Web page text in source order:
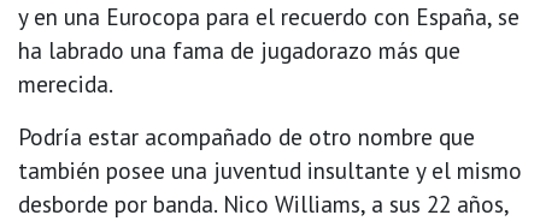
y en una Eurocopa para el recuerdo con España, se
ha labrado una fama de jugadorazo más que
merecida.
Podría estar acompañado de otro nombre que
también posee una juventud insultante y el mismo
desborde por banda. Nico Williams, a sus 22 años,